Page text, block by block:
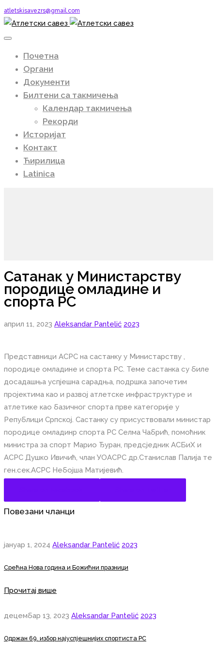
atletskisavezrs@gmail.com
Почетна
Органи
Документи
Билтени са такмичења
Календар такмичења
Рекорди
Историјат
Контакт
Ћирилица
Latinica
Сатанак у Министарству
породице омладине и
спорта РС
април 11, 2023 Aleksandar Pantelić 2023
Представници АСРС на састанку у Министарству ,
породице омладине и спорта РС. Теме састанка су биле
досадашња успјешна сарадња, подршка започетим
пројектима као и развој атлетске инфраструктуре и
атлетике као базичног спорта прве категорије у
Републици Српској. Састанку су присуствовали министар
породице омладинр спорта РС Селма Чабрић, помоћник
министра за спорт Марио Ђуран, предсједник АСБиХ и
АСРС Душко Ивичић, члан УОАСРС др.Станислав Палија те
ген.сек.АСРС Небојша Матијевић.
Повезани чланци
јануар 1, 2024 Aleksandar Pantelić 2023
Срећна Нова година и Божићни празници
Прочитај више
децембар 13, 2023 Aleksandar Pantelić 2023
Одржан 69. избор најуспјешнијих спортиста РС